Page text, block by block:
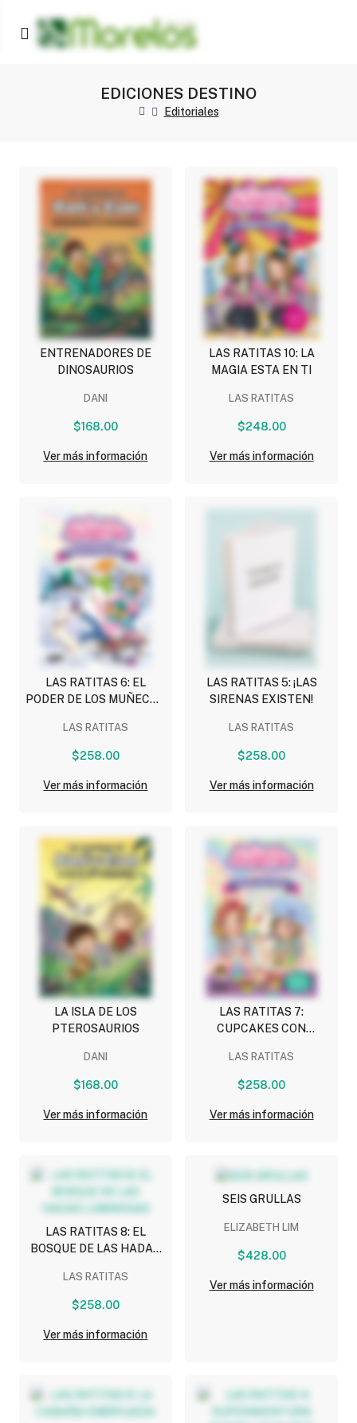
EDICIONES DESTINO
Editoriales
ENTRENADORES DE
DINOSAURIOS
DANI
$168.00
Ver más información
LAS RATITAS 10: LA
MAGIA ESTA EN TI
LAS RATITAS
$248.00
Ver más información
LAS RATITAS 6: EL
PODER DE LOS MUÑECOS
LAS RATITAS
$258.00
Ver más información
LAS RATITAS 5: ¡LAS
SIRENAS EXISTEN!
LAS RATITAS
$258.00
Ver más información
LA ISLA DE LOS
PTEROSAURIOS
DANI
$168.00
Ver más información
LAS RATITAS 7:
CUPCAKES CON
LAS RATITAS
$258.00
Ver más información
LAS RATITAS 8: EL
BOSQUE DE LAS HADAS
LAS RATITAS
$258.00
Ver más información
SEIS GRULLAS
ELIZABETH LIM
$428.00
Ver más información